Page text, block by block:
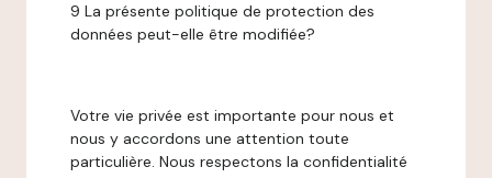
9 La présente politique de protection des
données peut-elle être modifiée?
Votre vie privée est importante pour nous et
nous y accordons une attention toute
particulière. Nous respectons la confidentialité